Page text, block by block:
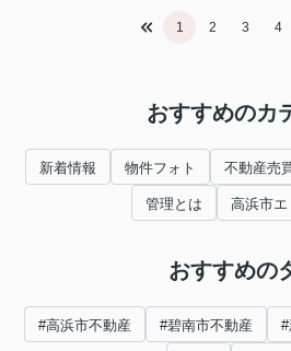
1 2 3 4
おすすめのカ
新着情報 物件フォト 不動産売
管理とは 高浜市エ
おすすめの
#高浜市不動産 #碧南市不動産